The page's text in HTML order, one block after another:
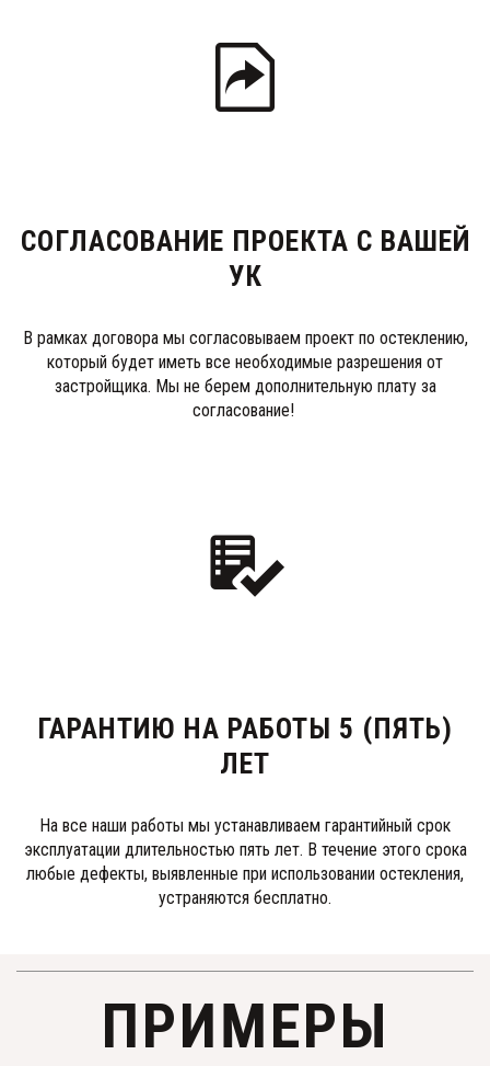
СОГЛАСОВАНИЕ ПРОЕКТА С ВАШЕЙ
УК
В рамках договора мы согласовываем проект по остеклению,
который будет иметь все необходимые разрешения от
застройщика. Мы не берем дополнительную плату за
согласование!
ГАРАНТИЮ НА РАБОТЫ 5 (ПЯТЬ)
ЛЕТ
На все наши работы мы устанавливаем гарантийный срок
эксплуатации длительностью пять лет. В течение этого срока
любые дефекты, выявленные при использовании остекления,
устраняются бесплатно.
ПРИМЕРЫ